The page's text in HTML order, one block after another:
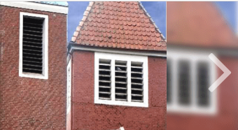
Foto: fentjer